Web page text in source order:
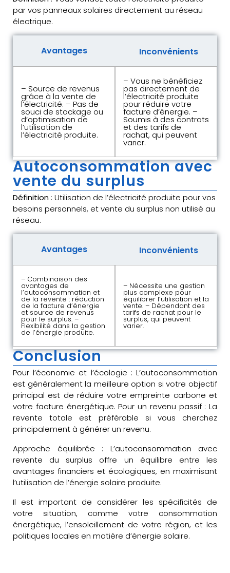
par vos panneaux solaires directement au réseau
électrique.
Avantages Inconvénients
– Source de revenus
grâce à la vente de
l’électricité. – Pas de
souci de stockage ou
d’optimisation de
l’utilisation de
l’électricité produite.
– Vous ne bénéficiez
pas directement de
l’électricité produite
pour réduire votre
facture d’énergie. –
Soumis à des contrats
et des tarifs de
rachat, qui peuvent
varier.
Autoconsommation avec
vente du surplus
Définition : Utilisation de l’électricité produite pour vos
besoins personnels, et vente du surplus non utilisé au
réseau.
Avantages Inconvénients
– Combinaison des
avantages de
l’autoconsommation et
de la revente : réduction
de la facture d’énergie
et source de revenus
pour le surplus. –
Flexibilité dans la gestion
de l’énergie produite.
– Nécessite une gestion
plus complexe pour
équilibrer l’utilisation et la
vente. – Dépendant des
tarifs de rachat pour le
surplus, qui peuvent
varier.
Conclusion
Pour l’économie et l’écologie : L’autoconsommation
est généralement la meilleure option si votre objectif
principal est de réduire votre empreinte carbone et
votre facture énergétique. Pour un revenu passif : La
revente totale est préférable si vous cherchez
principalement à générer un revenu.
Approche équilibrée : L’autoconsommation avec
revente du surplus offre un équilibre entre les
avantages financiers et écologiques, en maximisant
l’utilisation de l’énergie solaire produite.
Il est important de considérer les spécificités de
votre situation, comme votre consommation
énergétique, l’ensoleillement de votre région, et les
politiques locales en matière d’énergie solaire.